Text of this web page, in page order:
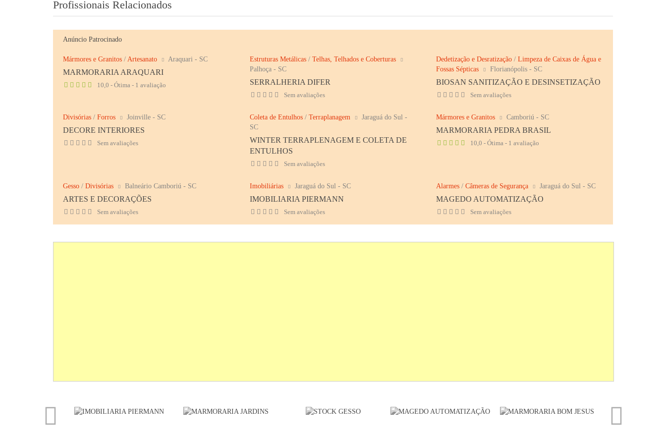
Profissionais Relacionados
Anúncio Patrocinado
Mármores e Granitos / Artesanato Araquari - SC
MARMORARIA ARAQUARI
10,0 - Ótima - 1 avaliação
Estruturas Metálicas/ Telhas, Telhados e Coberturas
Palhoça - SC
SERRALHERIA DIFER
Sem avaliações
Dedetização e Desratização /Limpeza de Caixas de Água e
Fossas Sépticas
Florianópolis - SC
BIOSAN SANITIZAÇÃO E DESINSETIZAÇÃO
Sem avaliações
Divisórias / Forros Joinville - SC
DECORE INTERIORES
Sem avaliações
Coleta de Entulhos/ Terraplanagem
Jaraguá do Sul -
SC
WINTER TERRAPLENAGEM E COLETA DE
ENTULHOS
Sem avaliações
Mármores e Granitos Camboriú - SC
MARMORARIA PEDRA BRASIL
10,0 - Ótima - 1 avaliação
Gesso / Divisórias Balneário Camboriú - SC
ARTES E DECORAÇÕES
Sem avaliações
Imobiliárias Jaraguá do Sul - SC
IMOBILIARIA PIERMANN
Sem avaliações
Alarmes /Câmeras de Segurança Jaraguá do Sul - SC
MAGEDO AUTOMATIZAÇÃO
Sem avaliações